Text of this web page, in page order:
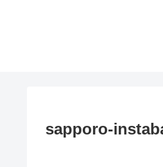
sapporo-